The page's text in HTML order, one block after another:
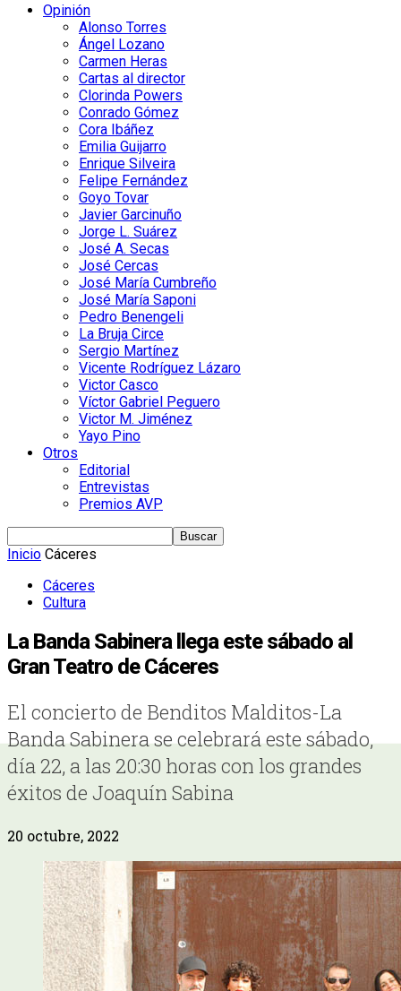
Opinión
Alonso Torres
Ángel Lozano
Carmen Heras
Cartas al director
Clorinda Powers
Conrado Gómez
Cora Ibáñez
Emilia Guijarro
Enrique Silveira
Felipe Fernández
Goyo Tovar
Javier Garcinuño
Jorge L. Suárez
José A. Secas
José Cercas
José María Cumbreño
José María Saponi
Pedro Benengeli
La Bruja Circe
Sergio Martínez
Vicente Rodríguez Lázaro
Victor Casco
Víctor Gabriel Peguero
Victor M. Jiménez
Yayo Pino
Otros
Editorial
Entrevistas
Premios AVP
Inicio Cáceres
Cáceres
Cultura
La Banda Sabinera llega este sábado al
Gran Teatro de Cáceres
El concierto de Benditos Malditos-La
Banda Sabinera se celebrará este sábado,
día 22, a las 20:30 horas con los grandes
éxitos de Joaquín Sabina
20 octubre, 2022